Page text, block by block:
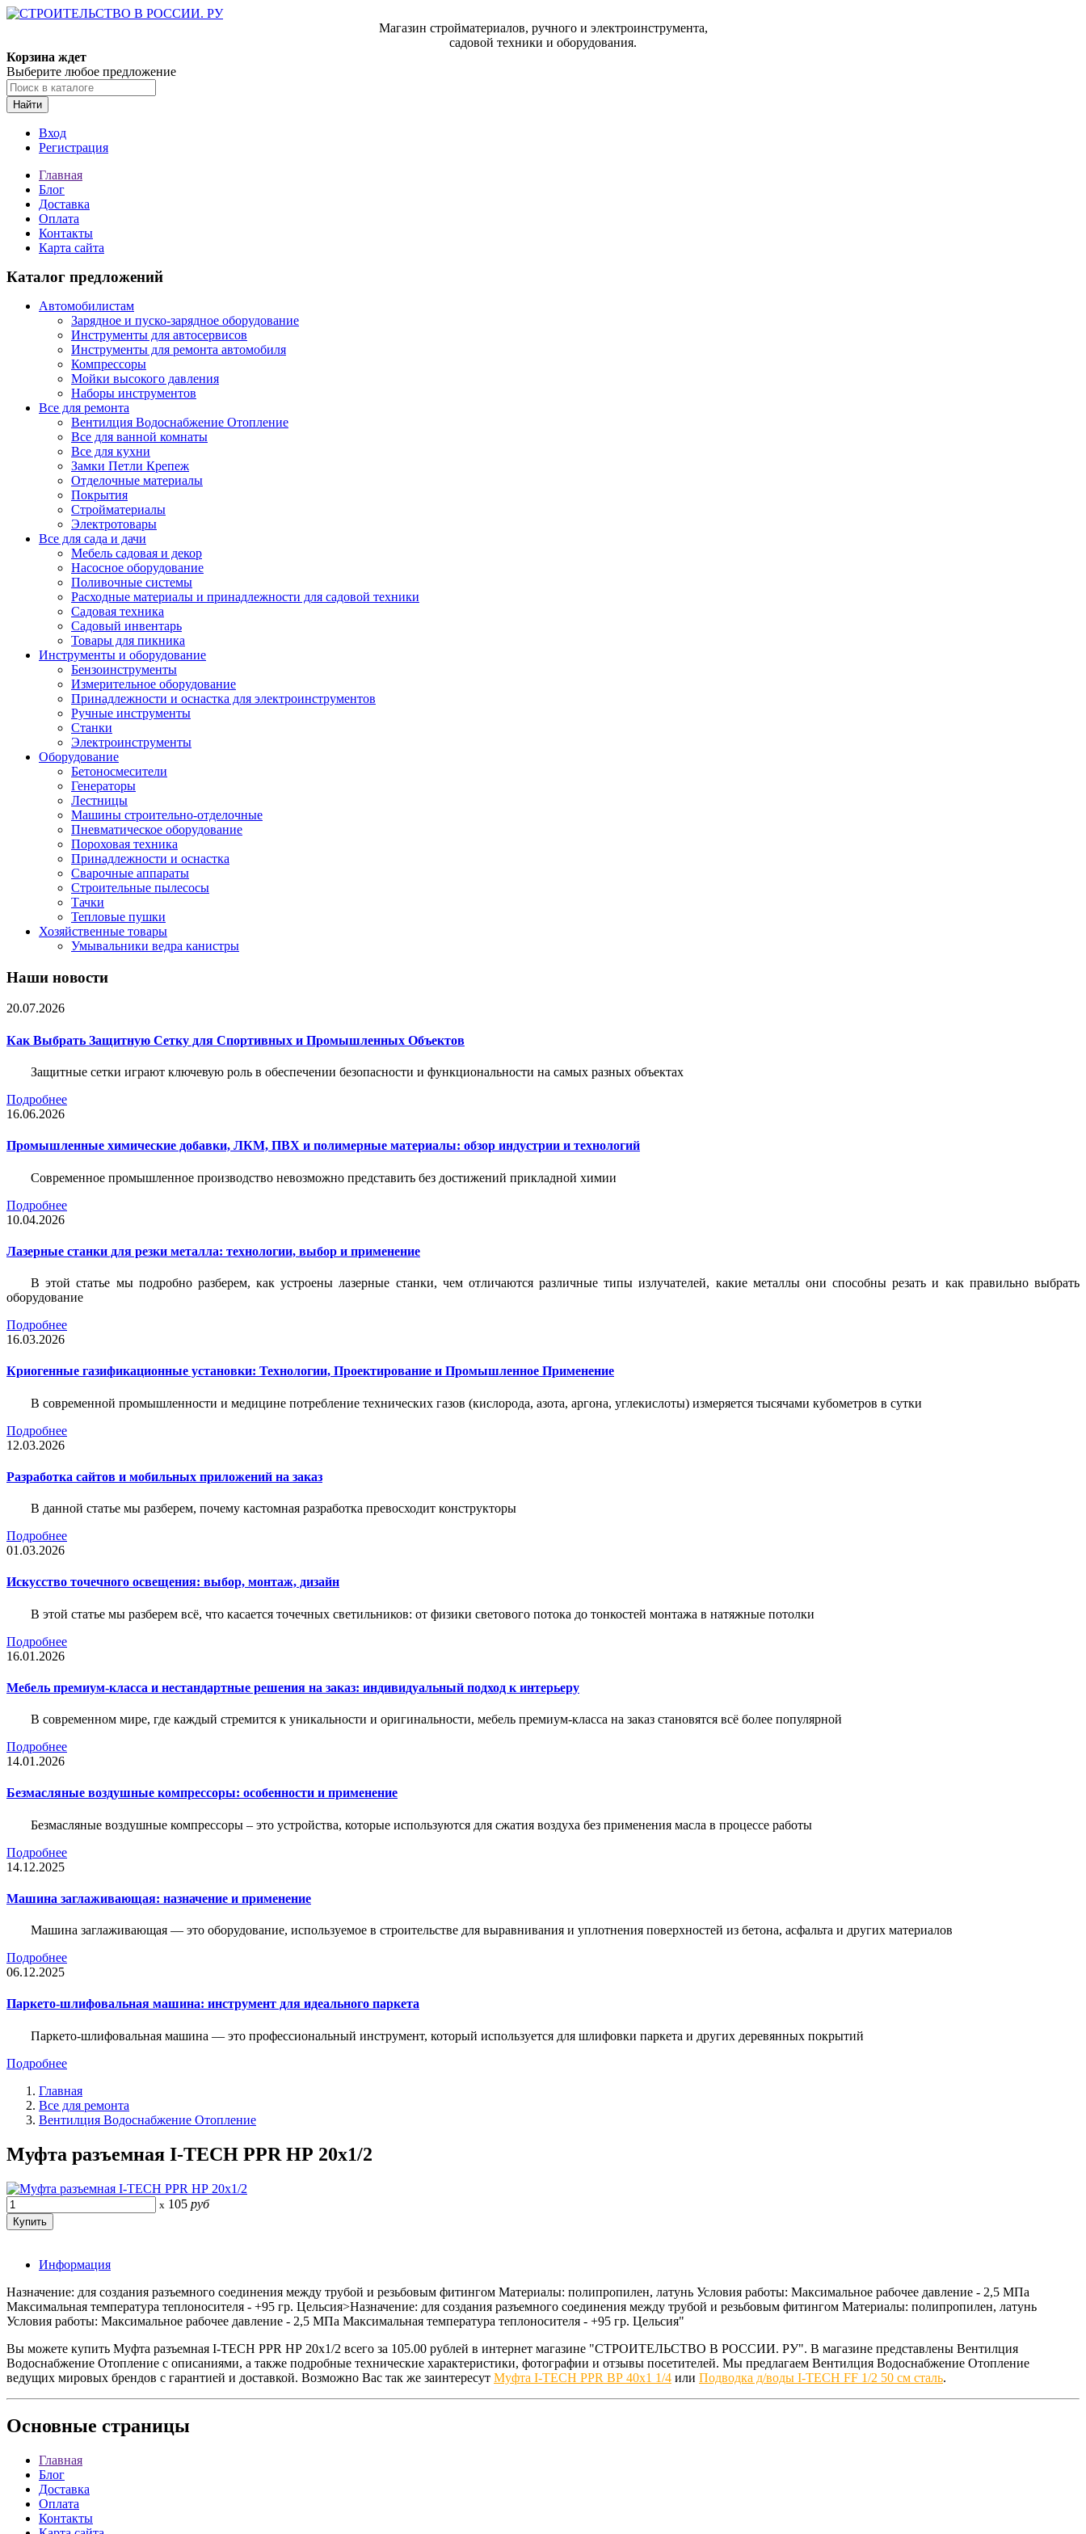
Магазин стройматериалов, ручного и электроинструмента,
садовой техники и оборудования.
Корзина ждет
Выберите любое предложение
Найти
Вход
Регистрация
Главная
Блог
Доставка
Оплата
Контакты
Карта сайта
Каталог предложений
Автомобилистам
Зарядное и пуско-зарядное оборудование
Инструменты для автосервисов
Инструменты для ремонта автомобиля
Компрессоры
Мойки высокого давления
Наборы инструментов
Все для ремонта
Вентилция Водоснабжение Отопление
Все для ванной комнаты
Все для кухни
Замки Петли Крепеж
Отделочные материалы
Покрытия
Стройматериалы
Электротовары
Все для сада и дачи
Мебель садовая и декор
Насосное оборудование
Поливочные системы
Расходные материалы и принадлежности для садовой техники
Садовая техника
Садовый инвентарь
Товары для пикника
Инструменты и оборудование
Бензоинструменты
Измерительное оборудование
Принадлежности и оснастка для электроинструментов
Ручные инструменты
Станки
Электроинструменты
Оборудование
Бетоносмесители
Генераторы
Лестницы
Машины строительно-отделочные
Пневматическое оборудование
Пороховая техника
Принадлежности и оснастка
Сварочные аппараты
Строительные пылесосы
Тачки
Тепловые пушки
Хозяйственные товары
Умывальники ведра канистры
Наши новости
20.07.2026
Как Выбрать Защитную Сетку для Спортивных и Промышленных Объектов
Защитные сетки играют ключевую роль в обеспечении безопасности и функциональности на самых разных объектах
Подробнее
16.06.2026
Промышленные химические добавки, ЛКМ, ПВХ и полимерные материалы: обзор индустрии и технологий
Современное промышленное производство невозможно представить без достижений прикладной химии
Подробнее
10.04.2026
Лазерные станки для резки металла: технологии, выбор и применение
В этой статье мы подробно разберем, как устроены лазерные станки, чем отличаются различные типы излучателей, какие металлы они способны резать и как правильно выбрать
оборудование
Подробнее
16.03.2026
Криогенные газификационные установки: Технологии, Проектирование и Промышленное Применение
В современной промышленности и медицине потребление технических газов (кислорода, азота, аргона, углекислоты) измеряется тысячами кубометров в сутки
Подробнее
12.03.2026
Разработка сайтов и мобильных приложений на заказ
В данной статье мы разберем, почему кастомная разработка превосходит конструкторы
Подробнее
01.03.2026
Искусство точечного освещения: выбор, монтаж, дизайн
В этой статье мы разберем всё, что касается точечных светильников: от физики светового потока до тонкостей монтажа в натяжные потолки
Подробнее
16.01.2026
Мебель премиум-класса и нестандартные решения на заказ: индивидуальный подход к интерьеру
В современном мире, где каждый стремится к уникальности и оригинальности, мебель премиум-класса на заказ становятся всё более популярной
Подробнее
14.01.2026
Безмасляные воздушные компрессоры: особенности и применение
Безмасляные воздушные компрессоры – это устройства, которые используются для сжатия воздуха без применения масла в процессе работы
Подробнее
14.12.2025
Машина заглаживающая: назначение и применение
Машина заглаживающая — это оборудование, используемое в строительстве для выравнивания и уплотнения поверхностей из бетона, асфальта и других материалов
Подробнее
06.12.2025
Паркето-шлифовальная машина: инструмент для идеального паркета
Паркето-шлифовальная машина — это профессиональный инструмент, который используется для шлифовки паркета и других деревянных покрытий
Подробнее
Главная
Все для ремонта
Вентилция Водоснабжение Отопление
Муфта разъемная I-TECH PPR НР 20x1/2
x 105 руб
Информация
Назначение: для создания разъемного соединения между трубой и резьбовым фитингом Материалы: полипропилен, латунь Условия работы: Максимальное рабочее давление - 2,5 МПа
Максимальная температура теплоносителя - +95 гр. Цельсия>Назначение: для создания разъемного соединения между трубой и резьбовым фитингом Материалы: полипропилен, латунь
Условия работы: Максимальное рабочее давление - 2,5 МПа Максимальная температура теплоносителя - +95 гр. Цельсия"
Вы можете купить Муфта разъемная I-TECH PPR НР 20x1/2 всего за 105.00 рублей в интернет магазине "СТРОИТЕЛЬСТВО В РОССИИ. РУ". В магазине представлены Вентилция
Водоснабжение Отопление с описаниями, а также подробные технические характеристики, фотографии и отзывы посетителей. Мы предлагаем Вентилция Водоснабжение Отопление
ведущих мировых брендов с гарантией и доставкой. Возможно Вас так же заинтересут Муфта I-TECH PPR ВР 40x1 1/4 или Подводка д/воды I-TECH FF 1/2 50 см сталь.
Основные страницы
Главная
Блог
Доставка
Оплата
Контакты